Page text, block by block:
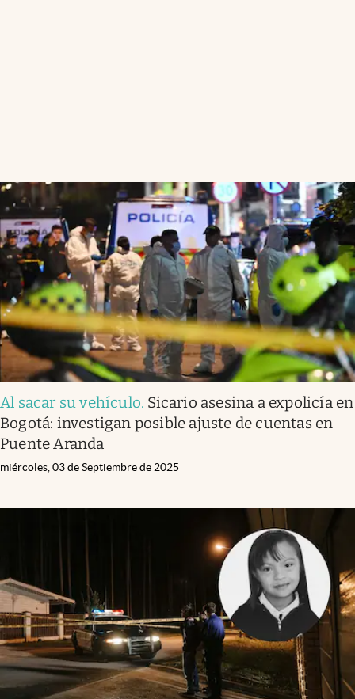
Al sacar su vehículo. Sicario asesina a expolicía en
Bogotá: investigan posible ajuste de cuentas en
Puente Aranda
miércoles, 03 de Septiembre de 2025